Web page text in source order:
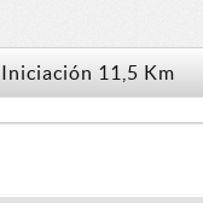
11,5 Km